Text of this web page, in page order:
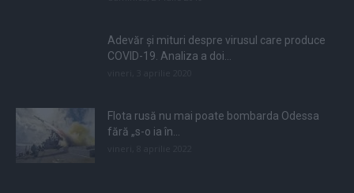
Adevăr și mituri despre virusul care produce
COVID-19. Analiza a doi...
Flota rusă nu mai poate bombarda Odessa
fără „s-o ia în...